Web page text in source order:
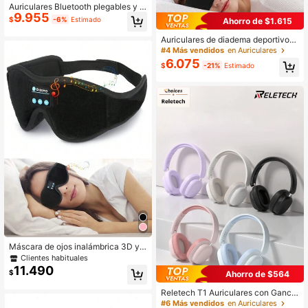
Auriculares Bluetooth plegables y li
geros, auriculares cómodos con dia
dema ajustable, almohadillas suave
udiar, relajarse y uso diario
$9.955 -6% Estimado
Máscara de ojos inalámbrica 3D y a
uriculares para dormir con altavoce
s incorporados y diadema inalámbri
ca para música. Perfecto para acos
Clientes habituales
$11.490
Ahorro de $1.615
Auriculares de diadema deportivos i
nalámbricos con altavoces estéreo
HD ultrafinos, unisex, perfectos par
a dormir, entrenar, trotar, yoga, inso
#4 Más vendidos en Auriculares
$6.075 -21% Estimado
Ahorro de $564
Reletech T1 Auriculares con Ganch
o para Oreja Bluetooth 5.3, Cancela
#6 Más vendidos en Auriculares